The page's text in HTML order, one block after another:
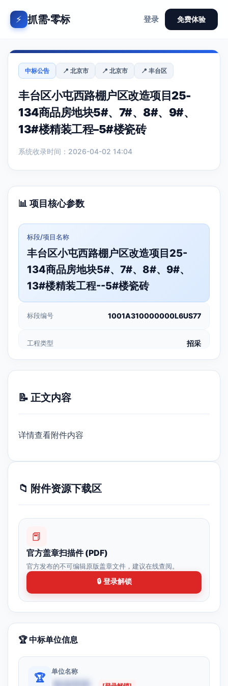
⚡ 抓需·零标 登录 免费体验
中标公告 📍 北京市 📍 北京市 📍 丰台区
丰台区小屯西路棚户区改造项目25-
134商品房地块5#、7#、8#、9#、
13#楼精装工程–5#楼瓷砖
系统收录时间：2026-04-02 14:04
📊 项目核心参数
标段/项目名称
丰台区小屯西路棚户区改造项目25-
134商品房地块5#、7#、8#、9#、
13#楼精装工程--5#楼瓷砖
标段编号 1001A310000000L6US77
工程类型 招采
📝 正文内容
详情查看附件内容
📁 附件资源下载区
📕
官方盖章扫描件 (PDF)
官方发布的不可编辑原版盖章文件，建议在线查阅。
🔒 登录解锁
🏆 中标单位信息
🏆
单位名称